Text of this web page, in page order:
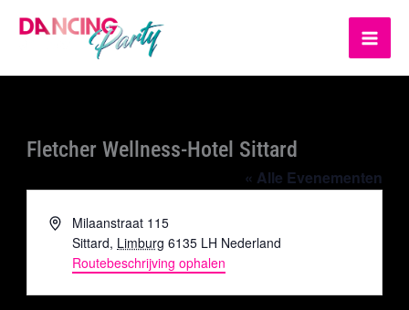
naar
Fletcher Wellness-Hotel Sittard
« Alle Evenementen
AdresMilaanstraat 115
Sittard, Limburg 6135 LH Nederland
Routebeschrijving ophalen